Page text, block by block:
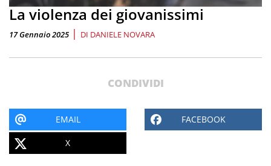
La violenza dei giovanissimi
17 Gennaio 2025 | DI DANIELE NOVARA
CONDIVIDI
EMAIL FACEBOOK
X